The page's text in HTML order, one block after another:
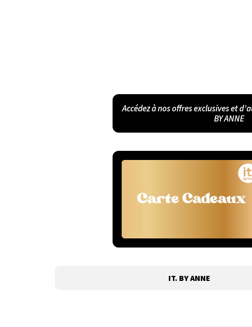
Accédez à nos offres exclusives et
BY ANNE
IT. BY ANNE